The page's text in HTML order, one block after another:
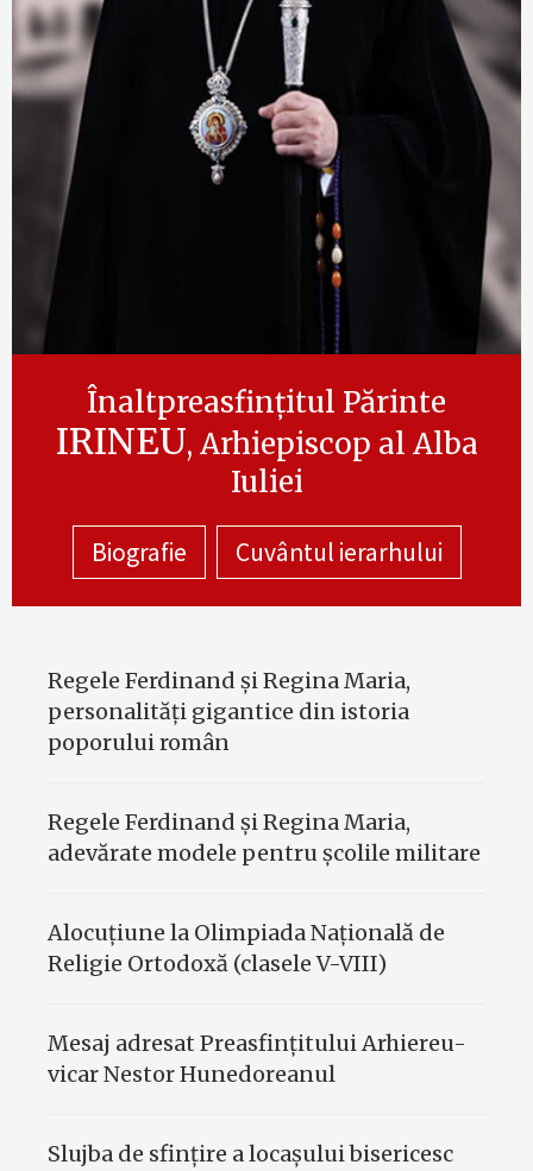
Înaltpreasfințitul Părinte
IRINEU, Arhiepiscop al Alba
Iuliei
Biografie Cuvântul ierarhului
Regele Ferdinand şi Regina Maria,
personalităţi gigantice din istoria
poporului român
Regele Ferdinand şi Regina Maria,
adevărate modele pentru şcolile militare
Alocuțiune la Olimpiada Națională de
Religie Ortodoxă (clasele V-VIII)
Mesaj adresat Preasfinţitului Arhiereu-
vicar Nestor Hunedoreanul
Slujba de sfinţire a locaşului bisericesc